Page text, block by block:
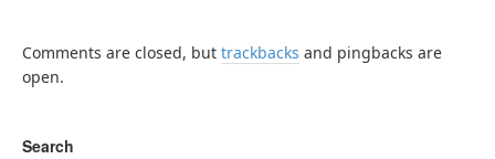
Comments are closed, but trackbacks and pingbacks are
open.
Search